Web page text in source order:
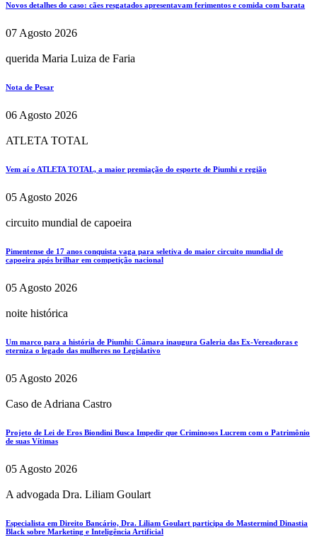
Novos detalhes do caso: cães resgatados apresentavam ferimentos e comida com barata
07 Agosto 2026
querida Maria Luiza de Faria
Nota de Pesar
06 Agosto 2026
ATLETA TOTAL
Vem aí o ATLETA TOTAL, a maior premiação do esporte de Piumhi e região
05 Agosto 2026
circuito mundial de capoeira
Pimentense de 17 anos conquista vaga para seletiva do maior circuito mundial de
capoeira após brilhar em competição nacional
05 Agosto 2026
noite histórica
Um marco para a história de Piumhi: Câmara inaugura Galeria das Ex-Vereadoras e
eterniza o legado das mulheres no Legislativo
05 Agosto 2026
Caso de Adriana Castro
Projeto de Lei de Eros Biondini Busca Impedir que Criminosos Lucrem com o Patrimônio
de suas Vítimas
05 Agosto 2026
A advogada Dra. Liliam Goulart
Especialista em Direito Bancário, Dra. Liliam Goulart participa do Mastermind Dinastia
Black sobre Marketing e Inteligência Artificial